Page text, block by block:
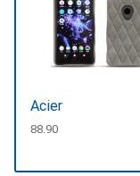
Acier
CHF
88.90